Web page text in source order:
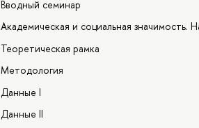
Вводный семинар
Академическая и социальная значимость.
Теоретическая рамка
Методология
Данные I
Данные II